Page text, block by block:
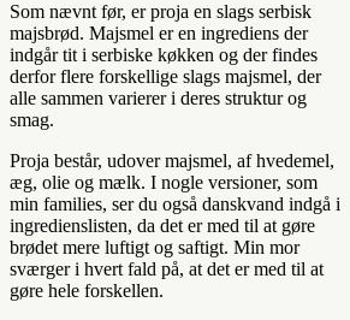
Som nævnt før, er proja en slags serbisk
majsbrød. Majsmel er en ingrediens der
indgår tit i serbiske køkken og der findes
derfor flere forskellige slags majsmel, der
alle sammen varierer i deres struktur og
smag.
Proja består, udover majsmel, af hvedemel,
æg, olie og mælk. I nogle versioner, som
min families, ser du også danskvand indgå i
ingredienslisten, da det er med til at gøre
brødet mere luftigt og saftigt. Min mor
sværger i hvert fald på, at det er med til at
gøre hele forskellen.